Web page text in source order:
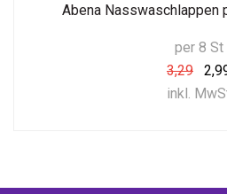
Abena Nasswaschlappen
per 8 St
3,29
inkl.